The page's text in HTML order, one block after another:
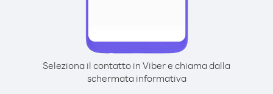
Seleziona il contatto in Viber e chiama dalla
schermata informativa